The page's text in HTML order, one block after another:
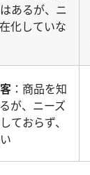
あるが、ニ
化していな
：商品を知
が、ニーズ
ておらず、